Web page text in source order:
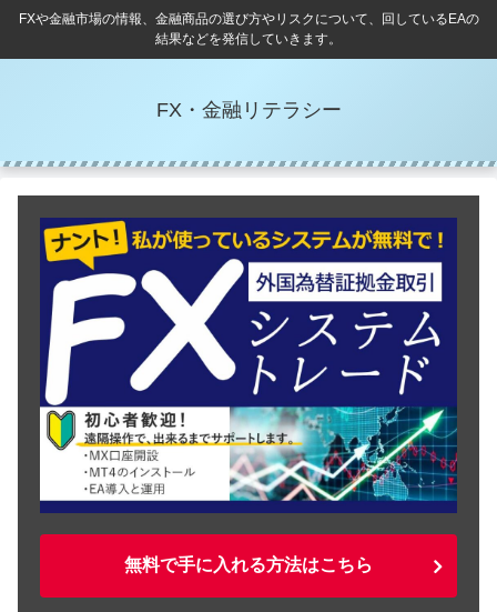
FXや金融市場の情報、金融商品の選び方やリスクについて、回しているEAの
結果などを発信していきます。
FX・金融リテラシー
無料で手に入れる方法はこちら